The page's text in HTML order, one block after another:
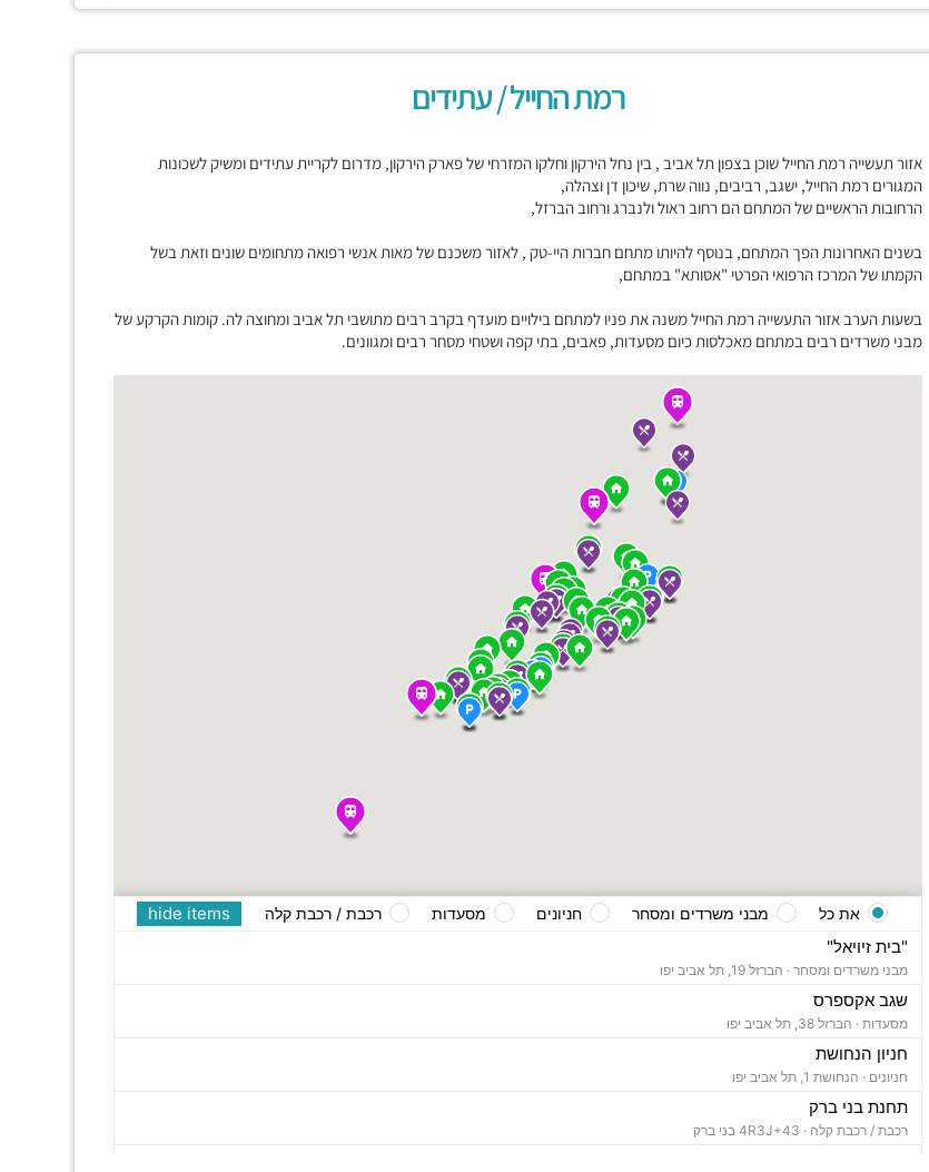
רמת החייל / עתידים
אזור תעשייה רמת החייל שוכן בצפון תל אביב , בין נחל הירקון וחלקו המזרחי של פארק הירקון, מדרום לקריית עתידים ומשיק לשכונות
המגורים רמת החייל, ישגב, רביבים, נווה שרת, שיכון דן וצהלה,
הרחובות הראשיים של המתחם הם רחוב ראול ולנברג ורחוב הברזל,
בשנים האחרונות הפך המתחם, בנוסף להיותו מתחם חברות היי-טק , לאזור משכנם של מאות אנשי רפואה מתחומים שונים וזאת בשל
הקמתו של המרכז הרפואי הפרטי "אסותא" במתחם,
בשעות הערב אזור התעשייה רמת החייל משנה את פניו למתחם בילויים מועדף בקרב רבים מתושבי תל אביב ומחוצה לה. קומות הקרקע של
מבני משרדים רבים במתחם מאכלסות כיום מסעדות, פאבים, בתי קפה ושטחי מסחר רבים ומגוונים.
"בית זיויאל"
מבני משרדים ומסחר · הברזל 19, תל אביב יפו
שגב אקספרס
מסעדות · הברזל 38, תל אביב יפו
חניון הנחושת
חניונים · הנחושת 1, תל אביב יפו
תחנת בני ברק
רכבת / רכבת קלה ·
hide items את כל מבני משרדים ומסחר חניונים מסעדות רכבת / רכבת קלה